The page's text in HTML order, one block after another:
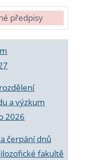
předpisy
a výzkum
2026
čerpání dnů
fakultě